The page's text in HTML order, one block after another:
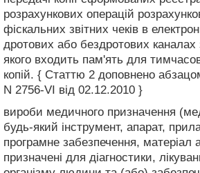
розрахункових операцій
фіскальних звітних чеків в
дротових або бездротових каналах
якого входить пам'ять для
копій. { Статтю 2 доповнено
N 2756-VI від 02.12.2010 }
вироби медичного призначення
будь-який інструмент, апарат,
програмне забезпечення, матеріал
призначені для діагностики,